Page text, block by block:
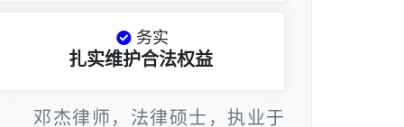
务实
扎实维护合法权益
邓杰律师，法律硕士，执业于